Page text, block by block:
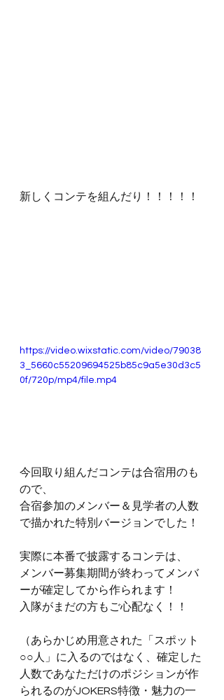
新しくコンテを組んだり！！！！！
https://video.wixstatic.com/video/79038
3_5660c55209694525b85c9a5e30d3c5
0f/720p/mp4/file.mp4
今回取り組んだコンテは合宿用のも
ので、
合宿参加のメンバー＆見学者の人数
で描かれた特別バージョンでした！
実際に本番で披露するコンテは、
メンバー募集期間が終わってメンバ
ーが確定してから作られます！
入隊がまだの方もご心配なく！！
（あらかじめ用意された「スポット
○○人」に入るのではなく、確定した
人数であなただけのポジションが作
られるのがJOKERS特徴・魅力の一